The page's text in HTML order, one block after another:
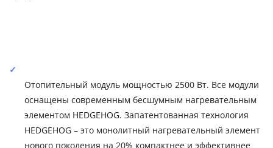
Отопительный модуль мощностью 2500 Вт. Все модули
оснащены современным бесшумным нагревательным
элементом HEDGEHOG. Запатентованная технология
HEDGEHOG – это монолитный нагревательный элемент
нового поколения на 20% компактнее и эффективнее